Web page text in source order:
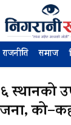
राजनीति समाज
स्थानको